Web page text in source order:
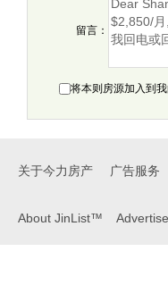
留言：
将本则房源加入到
关于今力房产 广告服务
About JinList™ Advertise